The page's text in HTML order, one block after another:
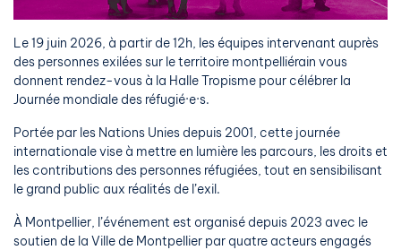
Le 19 juin 2026, à partir de 12h, les équipes intervenant auprès
des personnes exilées sur le territoire montpelliérain vous
donnent rendez-vous à la Halle Tropisme pour célébrer la
Journée mondiale des réfugié·e·s.
Portée par les Nations Unies depuis 2001, cette journée
internationale vise à mettre en lumière les parcours, les droits et
les contributions des personnes réfugiées, tout en sensibilisant
le grand public aux réalités de l’exil.
À Montpellier, l’événement est organisé depuis 2023 avec le
soutien de la Ville de Montpellier par quatre acteurs engagés